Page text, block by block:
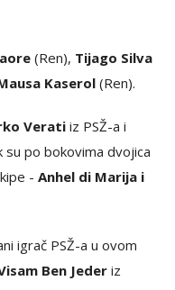
(Ren), Tijago Silva
Kaserol(Ren).
Veratiiz PSŽ-a i
su po bokovima dvojica
- Anhel di Marija i
igrač PSŽ-a u ovom
Ben Jeder iz